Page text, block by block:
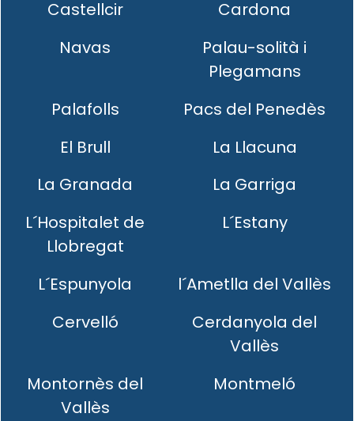
Castellcir
Cardona
Navas
Palau-solità i
Plegamans
Palafolls
Pacs del Penedès
El Brull
La Llacuna
La Granada
La Garriga
L´Hospitalet de
Llobregat
L´Estany
L´Espunyola
l´Ametlla del Vallès
Cervelló
Cerdanyola del
Vallès
Montornès del
Vallès
Montmeló